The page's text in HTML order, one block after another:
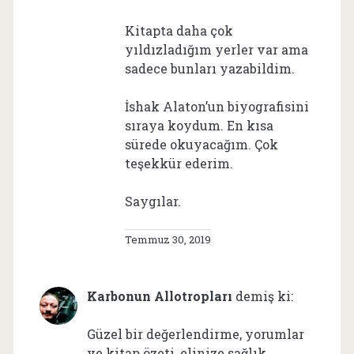
Kitapta daha çok
yıldızladığım yerler var ama
sadece bunları yazabildim.
İshak Alaton’un biyografisini
sıraya koydum. En kısa
sürede okuyacağım. Çok
teşekkür ederim.
Saygılar.
Temmuz 30, 2019
Karbonun Allotropları demiş ki:
Güzel bir değerlendirme, yorumlar